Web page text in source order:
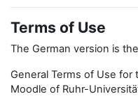
Terms of Use
The German version is
General Terms of Use
Moodle of Ruhr-